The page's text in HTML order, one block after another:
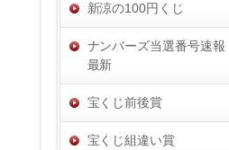
新涼の100円くじ
ナンバーズ当選番号速報
最新
宝くじ前後賞
宝くじ組違い賞